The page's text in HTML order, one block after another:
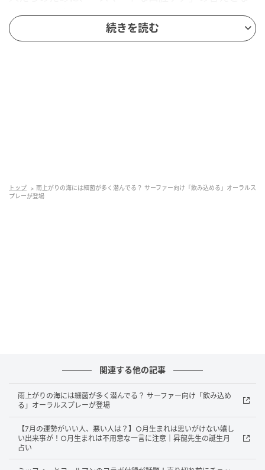
る新ギアが登場した。
この「オーラルピース アフターサーフ オーラルスプレ
ー」は、単なるケアアイテムではない。日本の最先端
乳酸菌バイオ技術を結集し、なんと国際宇宙ステーシ
ョン（ISS）への搭載候補・採用実績を持つ宇宙飛行士
用の技術をベースに開発された、いわば“バイオ・ガジ
ェット”とも呼べるプロダクトだ。
続きを読む
トップ
雨上がりの海には細菌が多く潜んでる？ サーファー向け「飲み込める」オーラルス
プレーが登場
関連する他の記事
雨上がりの海には細菌が多く潜んでる？ サーファー向け「飲み込め
る」オーラルスプレーが登場
【7月の運勢がいい人、悪い人は？】○月生まれは思いがけない嬉し
い出来事が！○月生まれは不用意な一言に注意｜昇龍先生の誕生月
占い